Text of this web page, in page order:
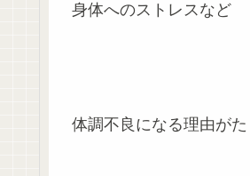
身体へのストレスなど
体調不良になる理由がた